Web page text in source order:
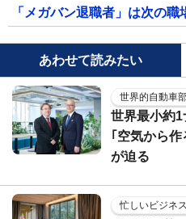
「メガバン退職者」は次の職
あわせて読みたい
世界的自動車
世界最小約
｢空気から
が迫る
忙しいビジネ